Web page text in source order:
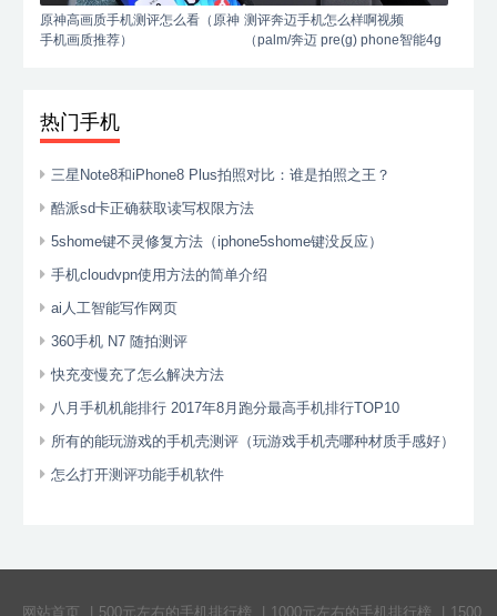
原神高画质手机测评怎么看（原神
手机画质推荐）
测评奔迈手机怎么样啊视频
（palm/奔迈 pre(g) phone智能4g
热门手机
三星Note8和iPhone8 Plus拍照对比：谁是拍照之王？
酷派sd卡正确获取读写权限方法
5shome键不灵修复方法（iphone5shome键没反应）
手机cloudvpn使用方法的简单介绍
ai人工智能写作网页
360手机 N7 随拍测评
快充变慢充了怎么解决方法
八月手机机能排行 2017年8月跑分最高手机排行TOP10
所有的能玩游戏的手机壳测评（玩游戏手机壳哪种材质手感好）
怎么打开测评功能手机软件
网站首页 500元左右的手机排行榜 1000元左右的手机排行榜 1500